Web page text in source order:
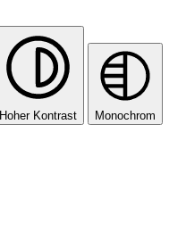
Hoher Kontrast Monochrom